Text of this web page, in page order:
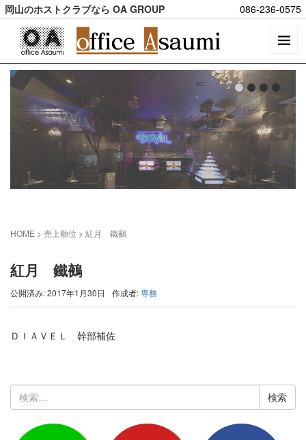
岡山のホストクラブなら OA GROUP 086-236-0575
HOME > 売上順位 > 紅月 鐵鵺
紅月 鐵鵺
公開済み: 2017年1月30日 作成者:専務
ＤＩＡＶＥＬ 幹部補佐
索: